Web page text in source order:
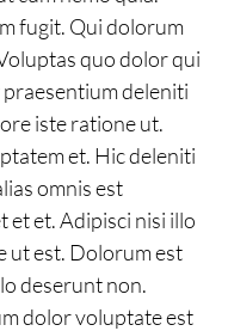
fugit. Qui dolorum
quo dolor qui
deleniti
iste ratione ut.
et. Hic deleniti
omnis est
et. Adipisci nisi illo
ut est. Dolorum est
deserunt non.
dolor voluptate est